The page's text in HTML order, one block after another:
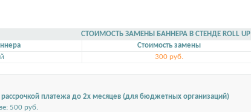
СТОИМОСТЬ ЗАМЕНЫ БАННЕРА В СТЕНДЕ ROLL UP
Стоимость замены
300 руб.
рассрочкой платежа до 2х месяцев (для бюджетных организаций)
500 руб.